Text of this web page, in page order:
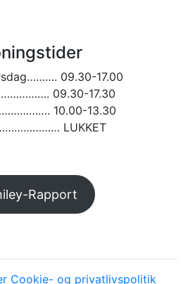
09.30-17.00
09.30-17.30
10.00-13.30
LUKKET
Rapport
Cookie- og privatlivspolitik